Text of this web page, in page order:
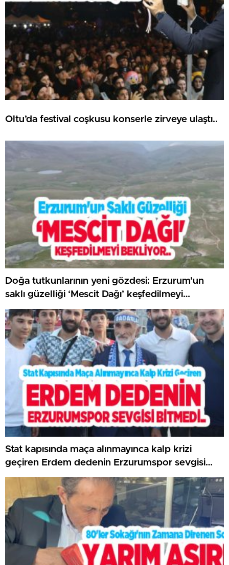
Oltu’da festival coşkusu konserle zirveye ulaştı..
Doğa tutkunlarının yeni gözdesi: Erzurum’un
saklı güzelliği ‘Mescit Dağı’ keşfedilmeyi
bekliyor..
Stat kapısında maça alınmayınca kalp krizi
geçiren Erdem dedenin Erzurumspor sevgisi
bitmedi…